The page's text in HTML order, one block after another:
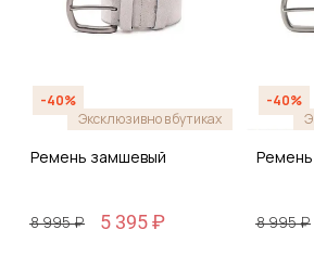
-40%
Эксклюзивно в бутиках
Ремень замшевый
8 995 ₽ 5 395 ₽
-40%
8 995 ₽